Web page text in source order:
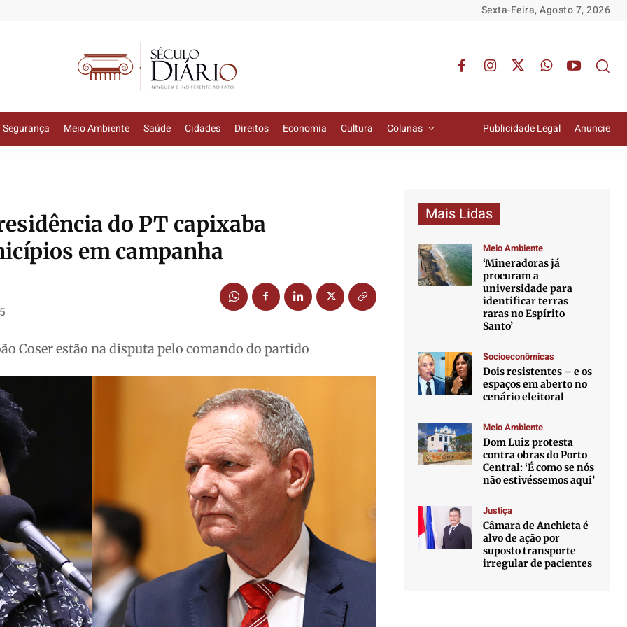
Sexta-Feira, Agosto 7, 2026
Segurança Meio Ambiente Saúde Cidades Direitos Economia Cultura Colunas Publicidade Legal Anuncie
do PT capixaba
em campanha
Coser estão na disputa pelo comando do partido
Mais Lidas
Meio Ambiente
‘Mineradoras já
procuram a
universidade para
identificar terras
raras no Espírito
Santo’
Socioeconômicas
Dois resistentes – e os
espaços em aberto no
cenário eleitoral
Meio Ambiente
Dom Luiz protesta
contra obras do Porto
Central: ‘É como se nós
não estivéssemos aqui’
Justiça
Câmara de Anchieta é
alvo de ação por
suposto transporte
irregular de pacientes